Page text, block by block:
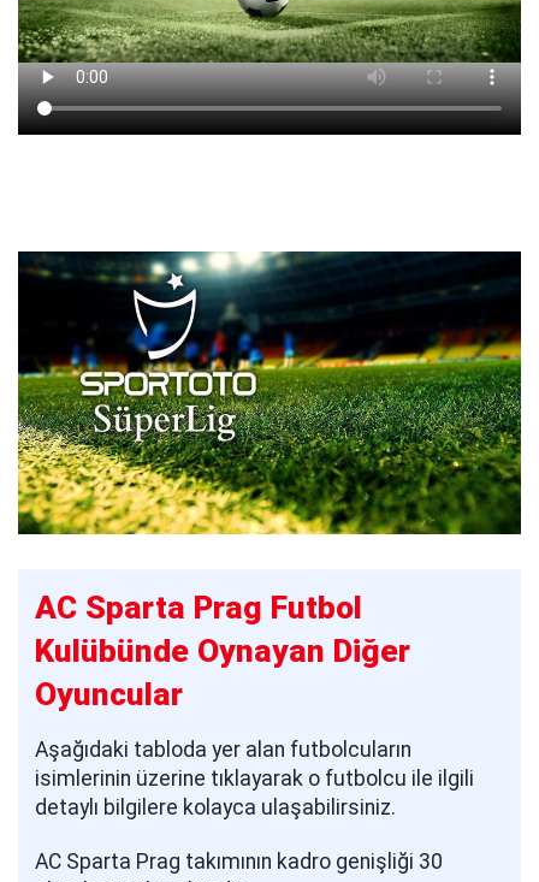
AC Sparta Prag Futbol
Kulübünde Oynayan Diğer
Oyuncular
Aşağıdaki tabloda yer alan futbolcuların
isimlerinin üzerine tıklayarak o futbolcu ile ilgili
detaylı bilgilere kolayca ulaşabilirsiniz.
AC Sparta Prag takımının kadro genişliği 30